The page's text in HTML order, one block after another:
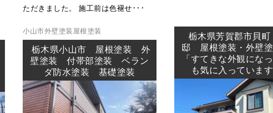
ただきました。 施工前は色褪せ･･･
小山市外壁塗装屋根塗装
栃木県小山市 屋根塗装 外
壁塗装 付帯部塗装 ベラン
ダ防水塗装 基礎塗装
栃木県芳賀郡市貝
邸 屋根塗装・外壁
「すてきな外観にな
も気に入っていま